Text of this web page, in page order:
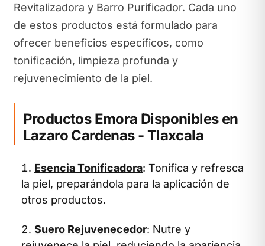
Revitalizadora y Barro Purificador. Cada uno
de estos productos está formulado para
ofrecer beneficios específicos, como
tonificación, limpieza profunda y
rejuvenecimiento de la piel.
Productos Emora Disponibles en
Lazaro Cardenas - Tlaxcala
Esencia Tonificadora: Tonifica y refresca
la piel, preparándola para la aplicación de
otros productos.
Suero Rejuvenecedor: Nutre y